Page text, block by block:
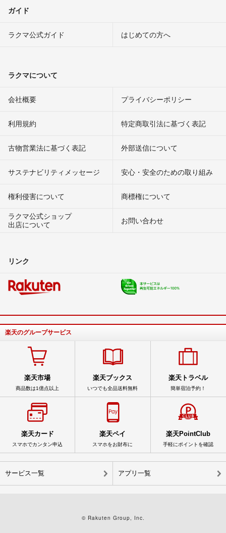
ガイド
ラクマ公式ガイド はじめての方へ
ラクマについて
会社概要 プライバシーポリシー
利用規約 特定商取引法に基づく表記
古物営業法に基づく表記 外部送信について
サステナビリティメッセージ 安心・安全のための取り組み
権利侵害について
商標権について
ラクマ公式ショップ
出店について
お問い合わせ
リンク
楽天のグループサービス
楽天市場
商品数は1億点以上
楽天ブックス
いつでも全品送料無料
楽天トラベル
簡単宿泊予約！
楽天カード
スマホでカンタン申込
楽天ペイ
スマホをお財布に
楽天PointClub
手軽にポイントを確認
サービス一覧 アプリ一覧
© Rakuten Group, Inc.